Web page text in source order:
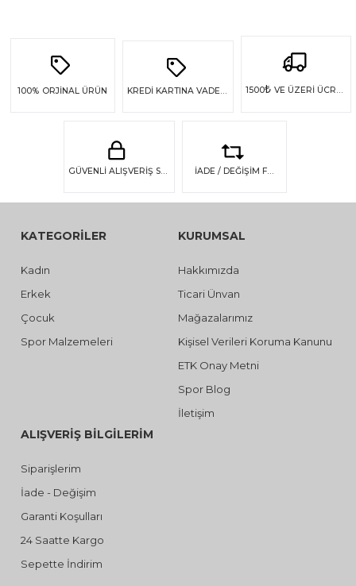
100% ORJİNAL ÜRÜN 1500₺ VE ÜZERİ ÜCRETSİZ KARGO
GÜVENLİ ALIŞVERİŞ SSL GÜVENLİĞİ İADE / DEĞİŞİM FIRSATI
KATEGORİLER
Kadın
Erkek
Çocuk
Spor Malzemeleri
KURUMSAL
Hakkımızda
Ticari Ünvan
Mağazalarımız
Kişisel Verileri Koruma Kanunu
ETK Onay Metni
Spor Blog
İletişim
ALIŞVERİŞ BİLGİLERİM
Siparişlerim
İade - Değişim
Garanti Koşulları
24 Saatte Kargo
Sepette İndirim